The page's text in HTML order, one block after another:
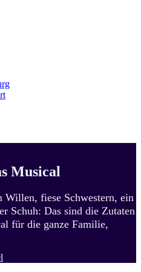
Musical
Willen, fiese Schwestern, ein
Schuh: Das sind die Zutaten
für die ganze Familie,